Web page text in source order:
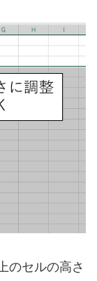
のセルの高さ